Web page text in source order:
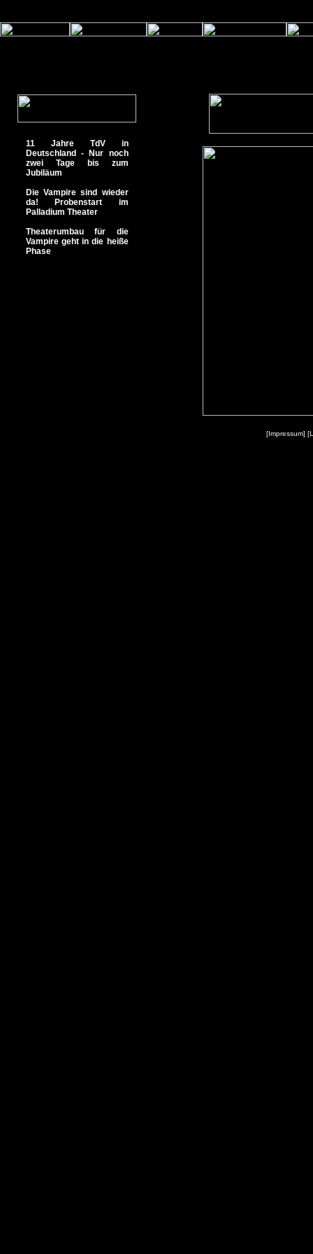
11 Jahre TdV in
Deutschland - Nur noch
zwei Tage bis zum
Jubiläum
Die Vampire sind wieder
da! Probenstart im
Palladium Theater
Theaterumbau für die
Vampire geht in die heiße
Phase
[Impressum]